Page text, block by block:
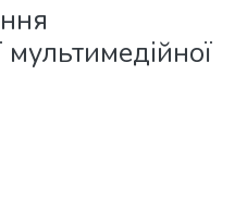
мультимедійної